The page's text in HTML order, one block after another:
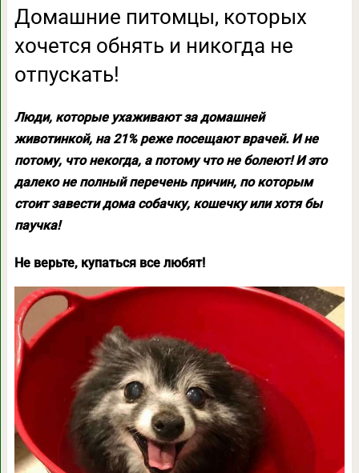
Домашние питомцы, которых
хочется обнять и никогда не
отпускать!
Люди, которые ухаживают за домашней
животинкой, на 21% реже посещают врачей. И не
потому, что некогда, а потому что не болеют! И это
далеко не полный перечень причин, по которым
стоит завести дома собачку, кошечку или хотя бы
паучка!
Не верьте, купаться все любят!